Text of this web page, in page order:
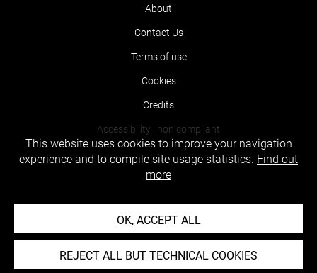
About
Contact Us
Terms of use
Cookies
Credits
Accessibility : non compliant
This website uses cookies to improve your navigation
experience and to compile site usage statistics. Find out
more
OK, ACCEPT ALL
REJECT ALL BUT TECHNICAL COOKIES